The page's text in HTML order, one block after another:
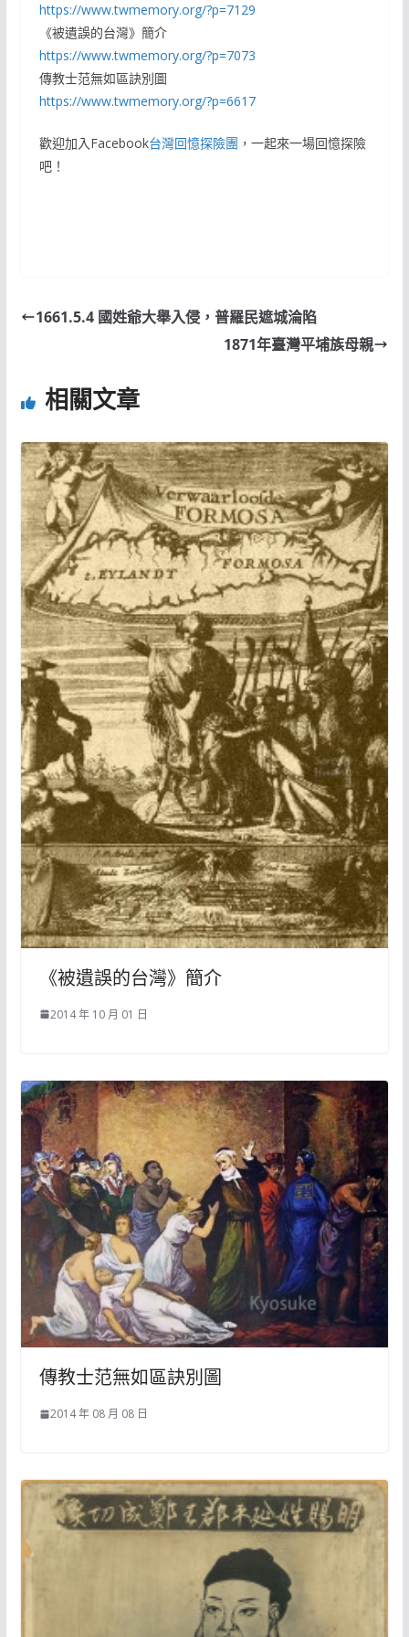
https://www.twmemory.org/?p=7129
《被遺誤的台灣》簡介
https://www.twmemory.org/?p=7073
傳教士范無如區訣別圖
https://www.twmemory.org/?p=6617
歡迎加入Facebook台灣回憶探險團 ，一起來一場回憶探險
吧！
1661.5.4 國姓爺大舉入侵，普羅民遮城淪陷
1871年臺灣平埔族母親
相關文章
《被遺誤的台灣》簡介
2014 年 10 月 01 日
傳教士范無如區訣別圖
2014 年 08 月 08 日